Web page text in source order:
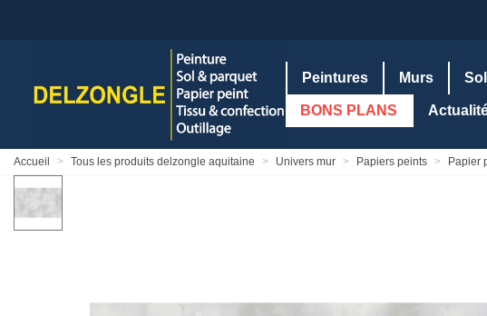
Peintures Murs
BONS PLANS
Accueil > Tous les produits delzongle aquitaine > Univers mur > Papiers peints > Papier